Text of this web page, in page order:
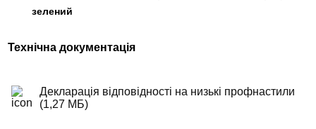
зелений
Технічна документація
Декларація відповідності на низькі профнастили
(1,27 МБ)